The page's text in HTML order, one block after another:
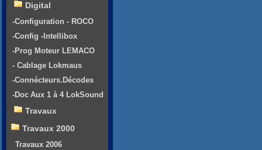
Digital
-Configuration - ROCO
-Config -Intellibox
-Prog Moteur LEMACO
- Cablage Lokmaus
-Connécteurs.Décodes
-Doc Aux 1 à 4 LokSound
Travaux
Travaux 2000
Travaux 2006